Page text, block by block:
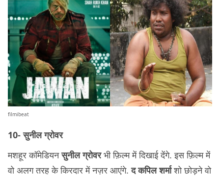
filmibeat
10- सुनील ग्रोवर
मशहूर कॉमेडियनसुनील ग्रोवरभी फ़िल्म में दिखाई देंगे. इस फ़िल्म में
वो अलग तरह के किरदार में नज़र आएंगे.द कपिल शर्माशो छोड़ने वो